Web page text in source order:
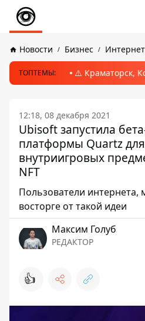
Новости Бизнес
ТОПТЕМЫ: ⚠️ Краматорск,
12:18, 08 декабря 2021
Ubisoft запустила
платформы Quartz
внутриигровых
NFT
Пользователи интернета,
восторге от такой идеи
Максим Голуб
РЕДАКТОР
👍